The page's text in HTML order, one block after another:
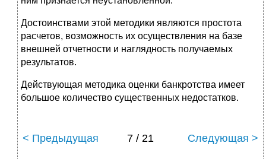
Достоинствами этой методики являются простота
расчетов, возможность их осуществления на базе
внешней отчетности и наглядность получаемых
результатов.
Действующая методика оценки банкротства имеет
большое количество существенных недостатков.
< Предыдущая 7 / 21 Следующая >